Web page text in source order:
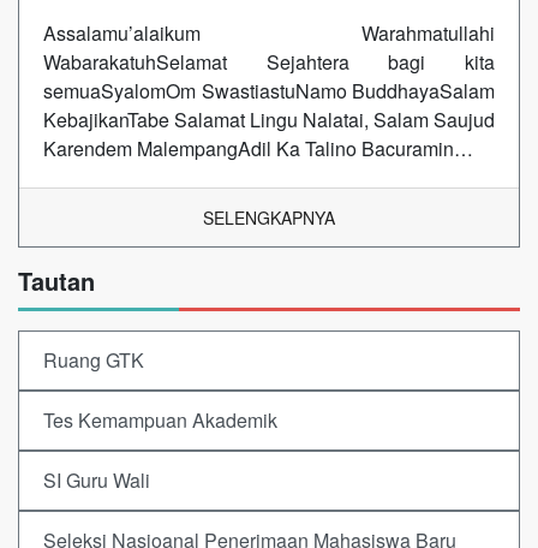
Assalamu’alaikum Warahmatullahi
WabarakatuhSelamat Sejahtera bagi kita
semuaSyalomOm SwastiastuNamo BuddhayaSalam
KebajikanTabe Salamat Lingu Nalatai, Salam Saujud
Karendem MalempangAdil Ka Talino Bacuramin…
SELENGKAPNYA
Tautan
Ruang GTK
Tes Kemampuan Akademik
SI Guru Wali
Seleksi Nasioanal Penerimaan Mahasiswa Baru